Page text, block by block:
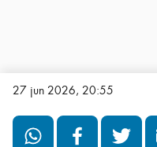
27 jun 2026, 20:55